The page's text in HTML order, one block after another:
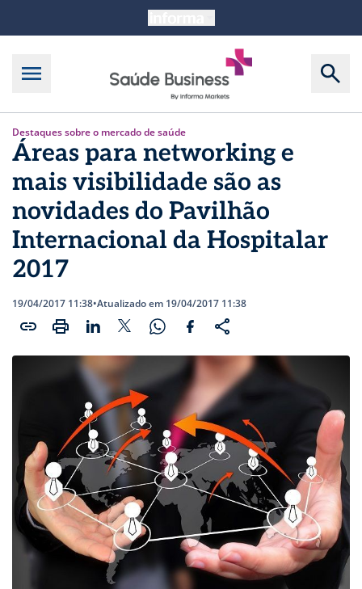
Destaques sobre o mercado de saúde
Áreas para networking e
mais visibilidade são as
novidades do Pavilhão
Internacional da Hospitalar
2017
19/04/2017 11:38•Atualizado em 19/04/2017 11:38